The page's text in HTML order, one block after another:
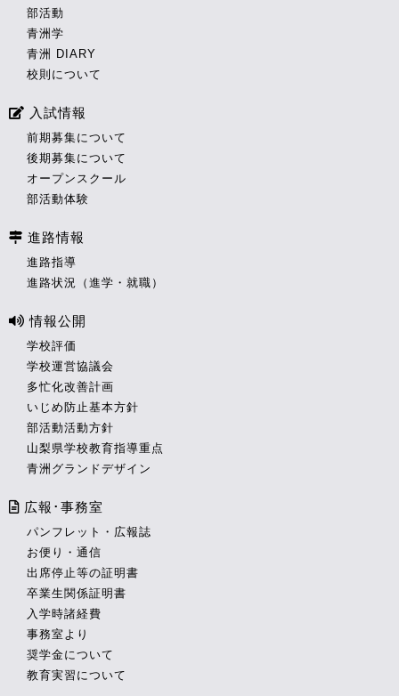
部活動
青洲学
青洲 DIARY
校則について
入試情報
前期募集について
後期募集について
オープンスクール
部活動体験
進路情報
進路指導
進路状況（進学・就職）
情報公開
学校評価
学校運営協議会
多忙化改善計画
いじめ防止基本方針
部活動活動方針
山梨県学校教育指導重点
青洲グランドデザイン
広報･事務室
パンフレット・広報誌
お便り・通信
出席停止等の証明書
卒業生関係証明書
入学時諸経費
事務室より
奨学金について
教育実習について